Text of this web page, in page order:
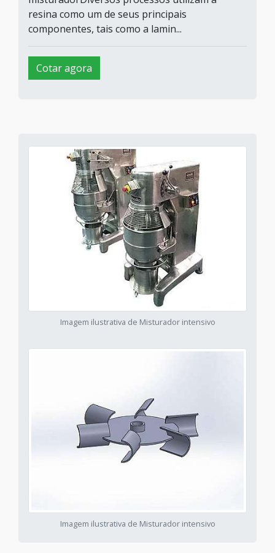
resina como um de seus principais
componentes, tais como a lamin...
Cotar agora
Imagem ilustrativa de Misturador intensivo
Imagem ilustrativa de Misturador intensivo